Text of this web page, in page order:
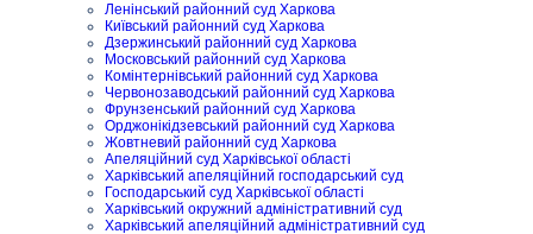
Ленінський районний суд Харкова
Київський районний суд Харкова
Дзержинський районний суд Харкова
Московський районний суд Харкова
Комінтернівський районний суд Харкова
Червонозаводський районний суд Харкова
Фрунзенський районний суд Харкова
Орджонікідзевський районний суд Харкова
Жовтневий районний суд Харкова
Апеляційний суд Харківської області
Харківський апеляційний господарський суд
Господарський суд Харківської області
Харківський окружний адміністративний суд
Харківський апеляційний адміністративний суд